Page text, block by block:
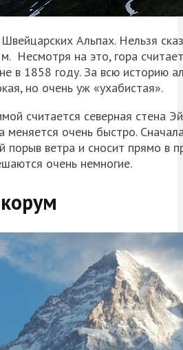
Альпах. Нельзя
Несмотря на это, гора
в 1858 году. За всю историю
но очень уж «ухабистая».
считается северная стена
меняется очень быстро.
порыв ветра и сносит прямо в
очень немногие.